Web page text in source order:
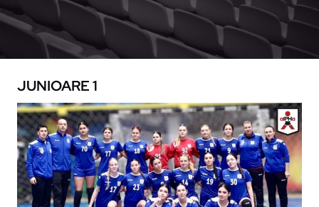
JUNIOARE 1